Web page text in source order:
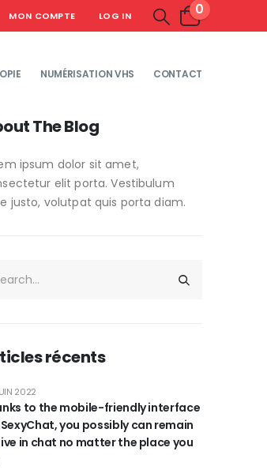
MON COMPTE LOG IN 0
NUMÉRISATION VHS CONTACT
The Blog
ipsum dolor sit amet,
elit porta. Vestibulum
justo, volutpat quis porta diam.
récents
to the mobile-friendly interface
you possibly can remain
in chat no matter the place you
2022